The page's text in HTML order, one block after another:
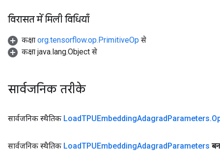
विरासत में मिली विधियाँ
कक्षा org.tensorflow.op.PrimitiveOp से
कक्षा java.lang.Object से
सार्वजनिक तरीके
सार्वजनिक स्थैतिक LoadTPUEmbeddingAdagradParameters.
सार्वजनिक स्थैतिक LoadTPUEmbeddingAdagradParameters